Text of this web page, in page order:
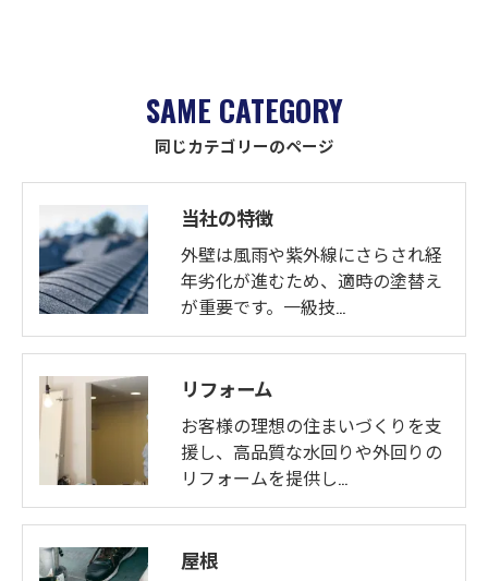
同じカテゴリーのページ
SAME CATEGORY
当社の特徴
外壁は風雨や紫外線にさらされ経
年劣化が進むため、適時の塗替え
が重要です。一級技…
リフォーム
お客様の理想の住まいづくりを支
援し、高品質な水回りや外回りの
リフォームを提供し…
屋根